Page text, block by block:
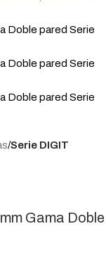
Serie DIGIT
Gama Doble